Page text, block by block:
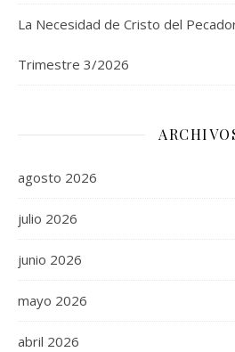
La Necesidad de Cristo del
Trimestre 3/2026
agosto 2026
julio 2026
junio 2026
mayo 2026
abril 2026